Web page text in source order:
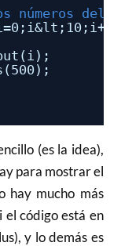
números del
(es la idea),
para mostrar el
hay mucho más
el código está en
y lo demás es